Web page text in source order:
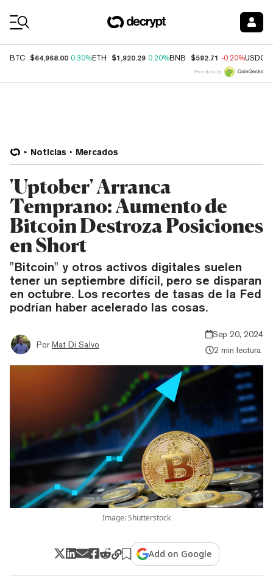
BTC $64,968.00 0.30%ETH $1,920.29 0.20%BNB $592.71 -0.20%USDC
Price data by
Noticias Mercados
'Uptober' Arranca
Temprano: Aumento de
Bitcoin Destroza Posiciones
en Short
"Bitcoin" y otros activos digitales suelen
tener un septiembre difícil, pero se disparan
en octubre. Los recortes de tasas de la Fed
podrían haber acelerado las cosas.
Por Mat Di Salvo
Sep 20, 2024
2 min lectura
Image: Shutterstock
Add on Google